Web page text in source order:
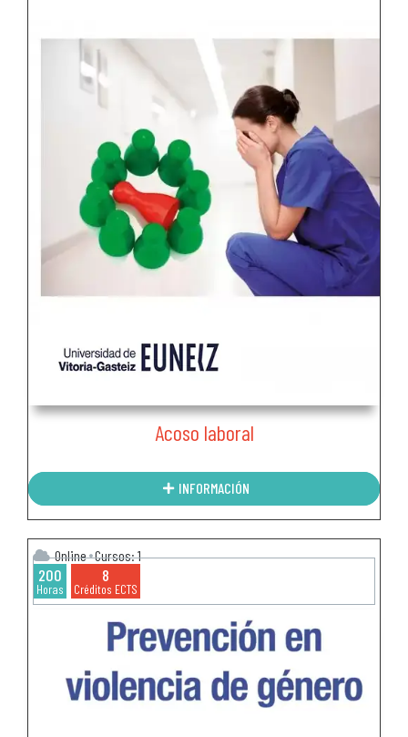
Acoso laboral
INFORMACIÓN
Online Cursos: 1
200
Horas
8
Créditos ECTS